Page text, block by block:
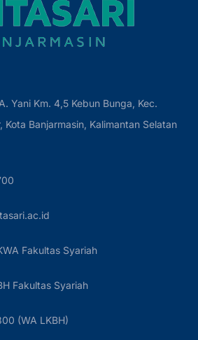
Yani Km. 4,5 Kebun Bunga, Kec.
Kota Banjarmasin, Kalimantan Selatan
Fakultas Syariah
Fakultas Syariah
(WA LKBH)